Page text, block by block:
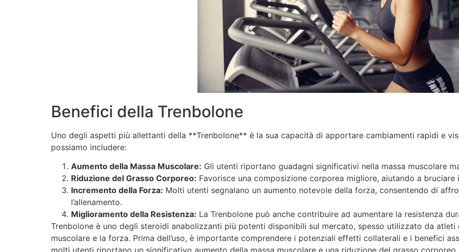
Benefici della Trenbolone
Uno degli aspetti più allettanti della **Trenbolone** è la sua capacità di apportare cambiamenti rapidi e
possiamo includere:
Aumento della Massa Muscolare: Gli utenti riportano guadagni significativi nella massa muscolare
Riduzione del Grasso Corporeo: Favorisce una composizione corporea migliore, aiutando a
Incremento della Forza: Molti utenti segnalano un aumento notevole della forza, consentendo di
l’allenamento.
Miglioramento della Resistenza: La Trenbolone può anche contribuire ad aumentare la resistenza
Trenbolone è uno degli steroidi anabolizzanti più potenti disponibili sul mercato, spesso utilizzato da atleti
muscolare e la forza. Prima dell’uso, è importante comprendere i potenziali effetti collaterali e i benefici
molti utenti riportano un significativo aumento della massa muscolare e una riduzione del grasso